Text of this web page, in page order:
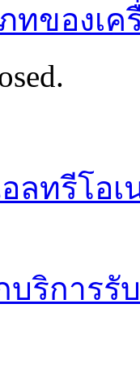
ทของเ
ลทรีโอ
บริการรั